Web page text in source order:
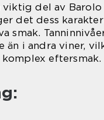
viktig del av Barolo
det dess
smak.
än i andra viner,
eftersmak.